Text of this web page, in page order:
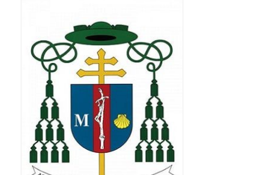
Narodowy Dzień Pamięci “Żołnierzy
Wyklętych” 2019
Pielęgnacja drzew
Nasza parafia z lotu ptaka
Stare fotografie
Galerie 2018
Pasterka 2018